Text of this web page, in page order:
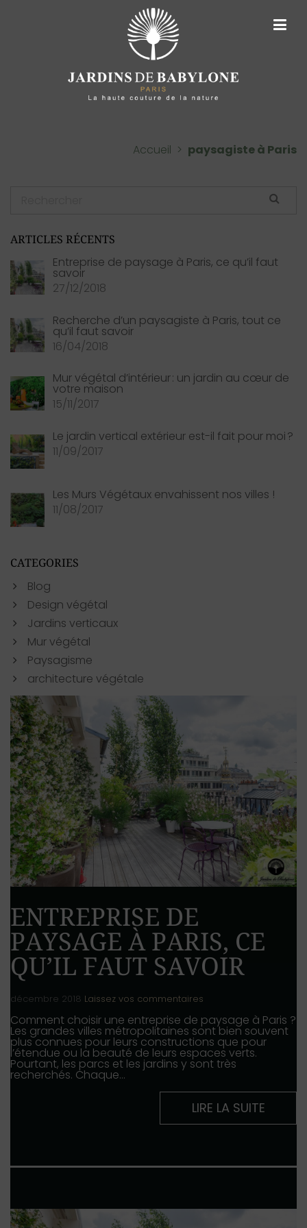
ARCHIVES DE TAGS :
PAYSAGISTE À PARIS
Accueil > paysagiste à Paris
ARTICLES RÉCENTS
Entreprise de paysage à Paris, ce qu’il faut
savoir
27/12/2018
Recherche d’un paysagiste à Paris, tout ce
qu’il faut savoir
16/04/2018
Mur végétal d’intérieur : un jardin au cœur de
votre maison
15/11/2017
Le jardin vertical extérieur est-il fait pour moi ?
11/09/2017
Les Murs Végétaux envahissent nos villes !
11/08/2017
CATEGORIES
Blog
Design végétal
Jardins verticaux
Mur végétal
Paysagisme
architecture végétale
ENTREPRISE DE
PAYSAGE À PARIS, CE
QU’IL FAUT SAVOIR
décembre 2018 Laissez vos commentaires
Comment choisir une entreprise de paysage à Paris ?
Les grandes villes métropolitaines sont bien souvent
plus connues pour leurs constructions que pour
l’étendue ou la beauté de leurs espaces verts.
Pourtant, les parcs et les jardins y sont très
recherchés. Chaque…
LIRE LA SUITE